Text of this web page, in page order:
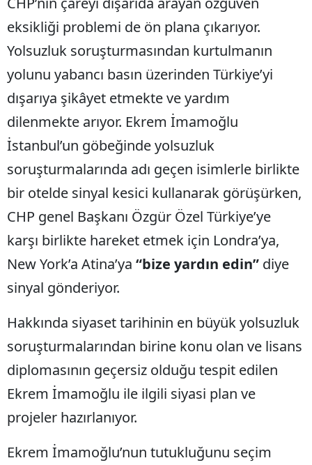
eksikliği problemi de ön plana çıkarıyor.
Yolsuzluk soruşturmasından kurtulmanın
yolunu yabancı basın üzerinden Türkiye’yi
dışarıya şikâyet etmekte ve yardım
dilenmekte arıyor. Ekrem İmamoğlu
İstanbul’un göbeğinde yolsuzluk
soruşturmalarında adı geçen isimlerle birlikte
bir otelde sinyal kesici kullanarak görüşürken,
CHP genel Başkanı Özgür Özel Türkiye’ye
karşı birlikte hareket etmek için Londra’ya,
New York’a Atina’ya “bize yardın edin” diye
sinyal gönderiyor.
Hakkında siyaset tarihinin en büyük yolsuzluk
soruşturmalarından birine konu olan ve lisans
diplomasının geçersiz olduğu tespit edilen
Ekrem İmamoğlu ile ilgili siyasi plan ve
projeler hazırlanıyor.
Ekrem İmamoğlu’nun tutukluğunu seçim